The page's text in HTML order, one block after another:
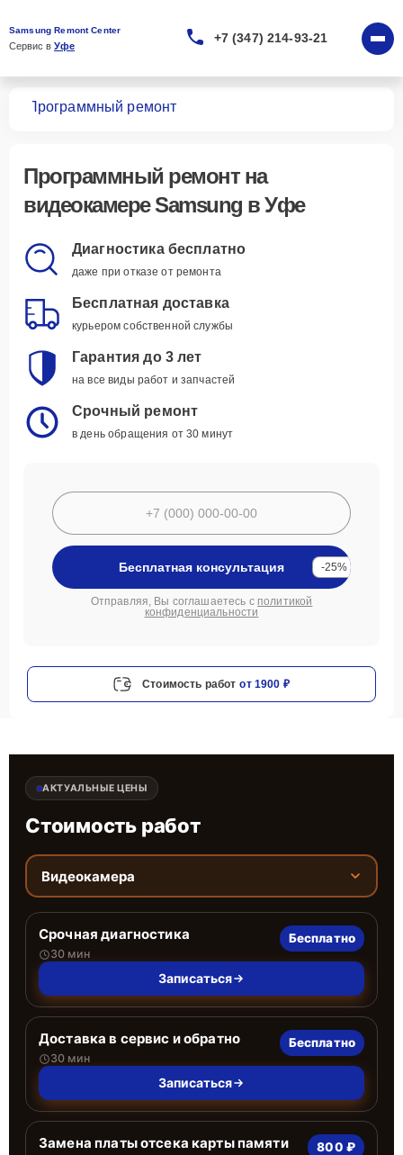
Samsung Remont Center
Сервис в Уфе
+7 (347) 214-93-21
Программный ремонт
Программный ремонтна
видеокамере Samsung в Уфе
Диагностика бесплатно
даже при отказе от ремонта
Бесплатная доставка
курьером собственной службы
Гарантия до 3 лет
на все виды работ и запчастей
Срочный ремонт
в день обращения от 30 минут
Бесплатная консультация -25%
Отправляя, Вы соглашаетесь с политикой
конфиденциальности
Стоимость работ от 1900 ₽
АКТУАЛЬНЫЕ ЦЕНЫ
Стоимость работ
Видеокамера
Срочная диагностика
30 мин
Бесплатно
Записаться
Доставка в сервис и обратно
30 мин
Бесплатно
Записаться
Замена платы отсека карты памяти 800 ₽